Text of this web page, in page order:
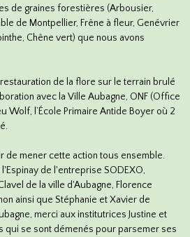
de graines forestières (Arbousier,
de Montpellier, Frêne à fleur, Genévrier
Chêne vert) que nous avons
de la flore sur le terrain brulé
avec la Ville Aubagne, ONF (Office
Wolf, l’École Primaire Antide Boyer où 2
de mener cette action tous ensemble.
de l'entreprise SODEXO,
de la ville d'Aubagne, Florence
ainsi que Stéphanie et Xavier de
merci aux institutrices Justine et
qui se sont démenés pour parsemer ses